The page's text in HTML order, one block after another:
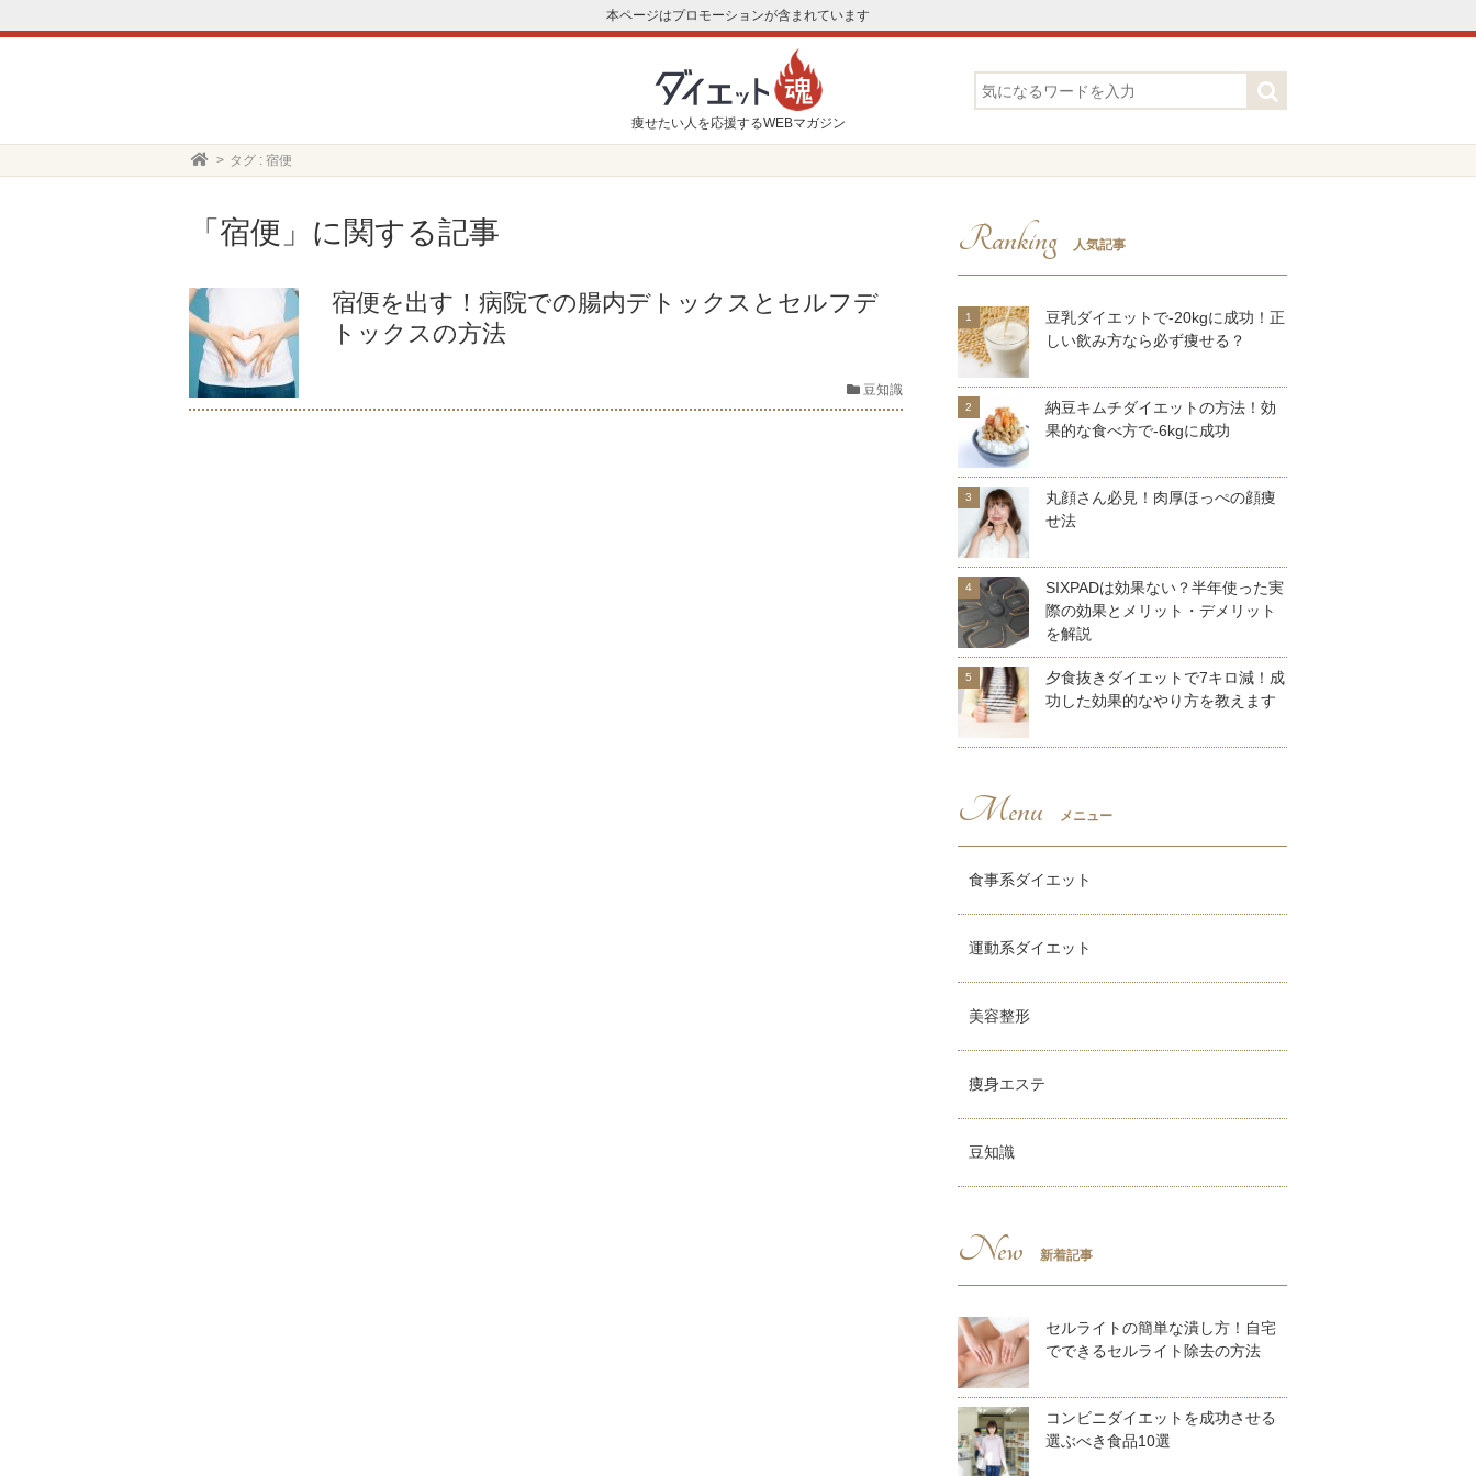
本ページはプロモーションが含まれています
痩せたい人を応援するWEBマガジン
タグ : 宿便
「宿便」に関する記事
宿便を出す！病院での腸内デトックスとセルフデ
トックスの方法
豆知識
Ranking 人気記事
豆乳ダイエットで-20kgに成功！正
しい飲み方なら必ず痩せる？
納豆キムチダイエットの方法！効
果的な食べ方で-6kgに成功
丸顔さん必見！肉厚ほっぺの顔痩
せ法
SIXPADは効果ない？半年使った実
際の効果とメリット・デメリット
を解説
夕食抜きダイエットで7キロ減！成
功した効果的なやり方を教えます
Menu メニュー
食事系ダイエット
運動系ダイエット
美容整形
痩身エステ
豆知識
New 新着記事
セルライトの簡単な潰し方！自宅
でできるセルライト除去の方法
コンビニダイエットを成功させる
選ぶべき食品10選